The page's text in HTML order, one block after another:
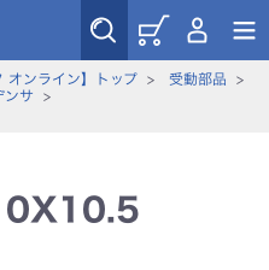
オンライン】トップ> 受動部品 >
ンサ >